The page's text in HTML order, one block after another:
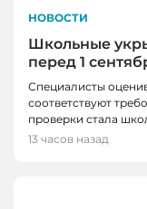
НОВОСТИ
Школьные
перед 1
Специалисты
соответствуют
проверки стала
13 часов назад